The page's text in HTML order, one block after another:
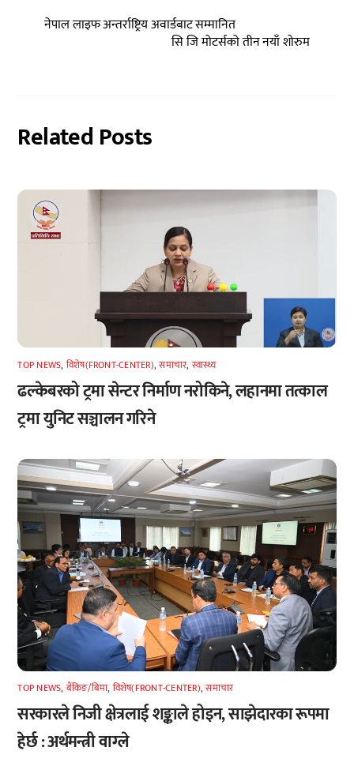
नेपाल लाइफ अन्तर्राष्ट्रिय अवार्डबाट सम्मानित
सि जि मोटर्सको तीन नयाँ शोरुम
Related Posts
TOP NEWS, विशेष(FRONT-CENTER),समाचार, स्वास्थ्य
ढल्केबरको ट्रमा सेन्टर निर्माण नरोकिने, लहानमा तत्काल
ट्रमा युनिट सञ्चालन गरिने
TOP NEWS, बैंकिङ/बिमा, विशेष(FRONT-CENTER),समाचार
सरकारले निजी क्षेत्रलाई शङ्काले होइन, साझेदारका रूपमा
हेर्छ : अर्थमन्त्री वाग्ले